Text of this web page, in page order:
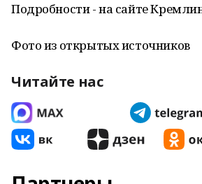
Подробности - на сайте
Фото из открытых источников
Читайте нас